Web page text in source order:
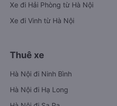
Xe đi Hải Phòng từ Hà Nội
Xe đi Vinh từ Hà Nội
Thuê xe
Hà Nội đi Ninh Bình
Hà Nội đi Hạ Long